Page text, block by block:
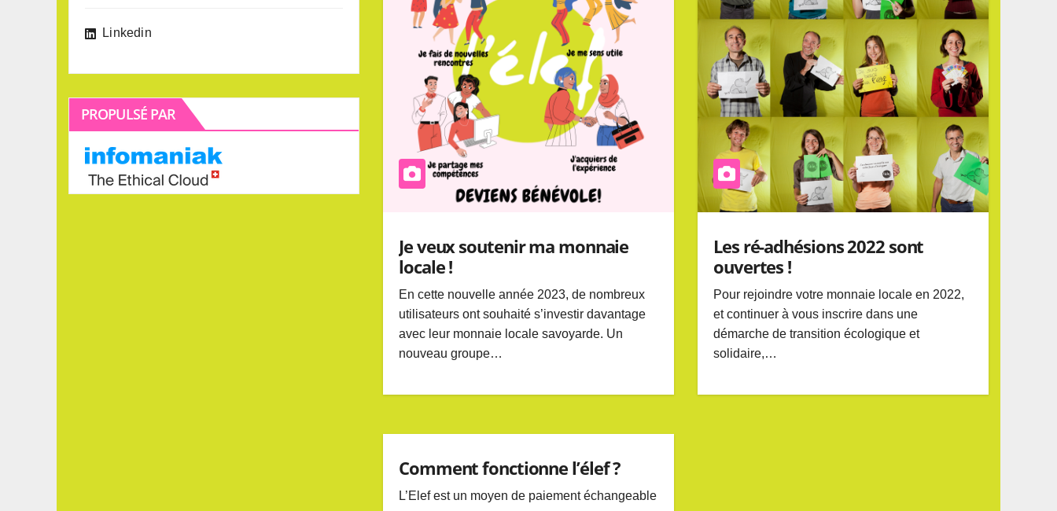
Linkedin
PROPULSÉ PAR
Je veux soutenir ma monnaie
locale !
En cette nouvelle année 2023, de nombreux
utilisateurs ont souhaité s’investir davantage
avec leur monnaie locale savoyarde. Un
nouveau groupe…
Les ré-adhésions 2022 sont
ouvertes !
Pour rejoindre votre monnaie locale en 2022,
et continuer à vous inscrire dans une
démarche de transition écologique et
solidaire,…
Comment fonctionne l’élef ?
L’Elef est un moyen de paiement échangeable